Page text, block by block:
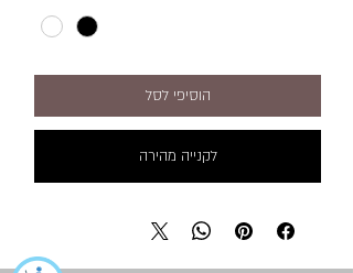
הוסיפי לסל
לקנייה מהירה